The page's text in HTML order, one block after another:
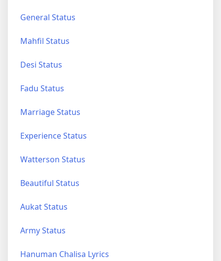
General Status
Mahfil Status
Desi Status
Fadu Status
Marriage Status
Experience Status
Watterson Status
Beautiful Status
Aukat Status
Army Status
Hanuman Chalisa Lyrics